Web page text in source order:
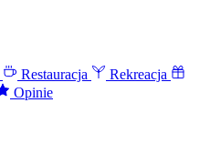
Restauracja
Rekreacja
Opinie